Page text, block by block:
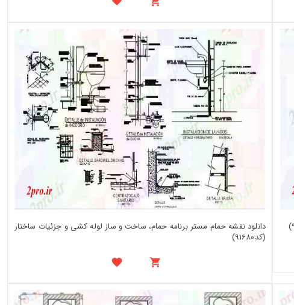
دانلود نقشه حمام مستر برنامه حمام، ساخت و ساز لوله کشی و جزئیات ساختار
(کد91680)